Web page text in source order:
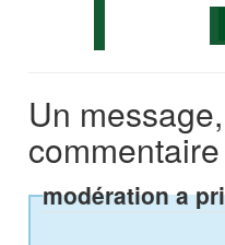
Un
modération a